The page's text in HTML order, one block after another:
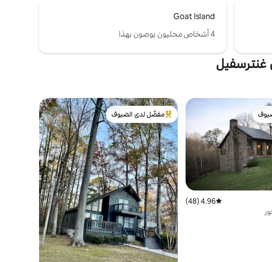
Goat Island
4 أشخاص محليون يوصون بهذا
غنترسفيل
لدى الضيوف
متوسط التقييم 4.96 من 5، 48 مراجعات
4.96 (48)
من أبرز البيوت المفضّلة لدى الضيوف
مفضّل لدى الضيوف